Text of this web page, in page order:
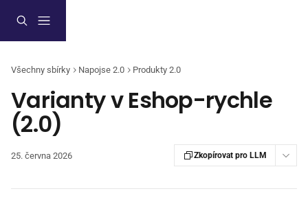
Všechny sbírky Napojse 2.0 Produkty 2.0
Varianty v Eshop-rychle
(2.0)
25. června 2026 Zkopírovat pro LLM